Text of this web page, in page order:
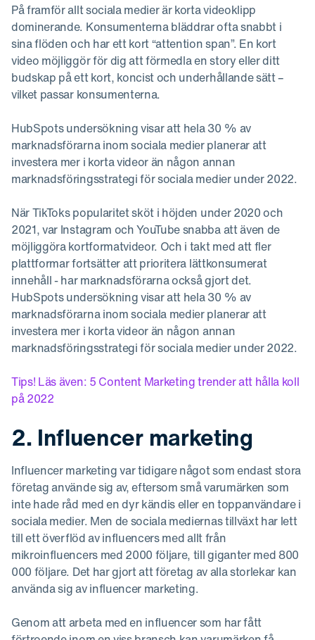
På framför allt sociala medier är korta videoklipp
dominerande. Konsumenterna bläddrar ofta snabbt i
sina flöden och har ett kort “attention span”. En kort
video möjliggör för dig att förmedla en story eller ditt
budskap på ett kort, koncist och underhållande sätt –
vilket passar konsumenterna.
HubSpots undersökning visar att hela 30 % av
marknadsförarna inom sociala medier planerar att
investera mer i korta videor än någon annan
marknadsföringsstrategi för sociala medier under 2022.
När TikToks popularitet sköt i höjden under 2020 och
2021, var Instagram och YouTube snabba att även de
möjliggöra kortformatvideor. Och i takt med att fler
plattformar fortsätter att prioritera lättkonsumerat
innehåll - har marknadsförarna också gjort det.
HubSpots undersökning visar att hela 30 % av
marknadsförarna inom sociala medier planerar att
investera mer i korta videor än någon annan
marknadsföringsstrategi för sociala medier under 2022.
Tips! Läs även: 5 Content Marketing trender att hålla koll
på 2022
2. Influencer marketing
Influencer marketing var tidigare något som endast stora
företag använde sig av, eftersom små varumärken som
inte hade råd med en dyr kändis eller en toppanvändare i
sociala medier. Men de sociala mediernas tillväxt har lett
till ett överflöd av influencers med allt från
mikroinfluencers med 2000 följare, till giganter med 800
000 följare. Det har gjort att företag av alla storlekar kan
använda sig av influencer marketing.
Genom att arbeta med en influencer som har fått